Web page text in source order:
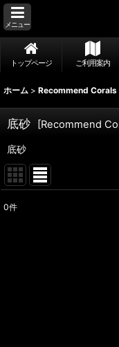
メニュー
トップページ ご利用案内
ホーム > Recommend Corals
底砂 [Recommend
底砂
0件